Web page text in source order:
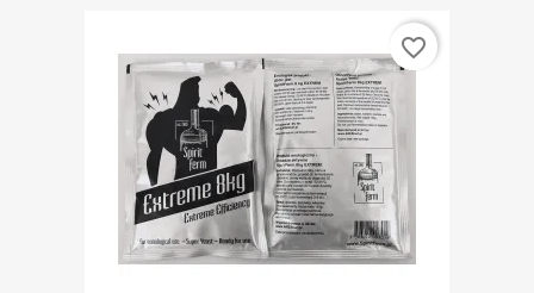
favorite_border